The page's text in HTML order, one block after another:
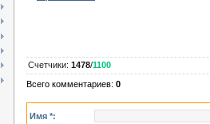
Счетчики: 1478/1100
Всего комментариев: 0
Имя *: